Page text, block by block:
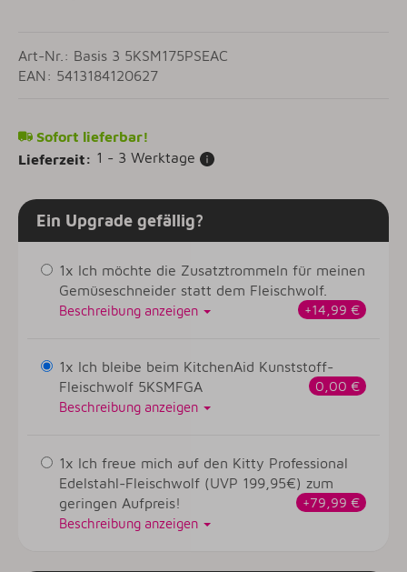
Art-Nr.: Basis 3 5KSM175PSEAC
EAN: 5413184120627
Sofort lieferbar!
Lieferzeit: 1 - 3 Werktage
Ein Upgrade gefällig?
1x Ich möchte die Zusatztrommeln für meinen
Gemüseschneider statt dem Fleischwolf.
+14,99 €
Beschreibung anzeigen
1x Ich bleibe beim KitchenAid Kunststoff-
Fleischwolf 5KSMFGA
0,00 €
Beschreibung anzeigen
1x Ich freue mich auf den Kitty Professional
Edelstahl-Fleischwolf (UVP 199,95€) zum
geringen Aufpreis!
+79,99 €
Beschreibung anzeigen